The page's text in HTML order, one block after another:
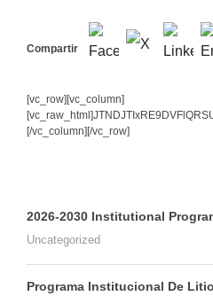
Compartir
[vc_row][vc_column]
[/vc_column][/vc_row]
2026-2030 Institutional
Uncategorized
Programa Institucional De